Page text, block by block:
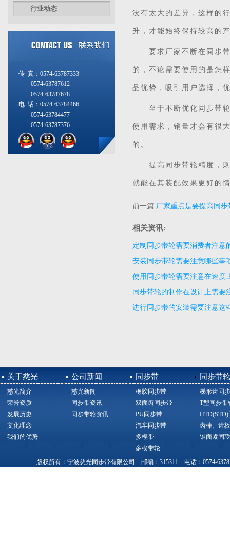
行业动态
传 真：0574-63787333
0574-63787612
0574-63787678
电 话：0574-63784466
0574-63784477
0574-63787376
没有太大的差异，这样的
升，才能始终保持较高的
要求厂家不断在 同步
的，不论需要使用的是怎
品优势，吸引用户选择，
至于不断优化同步带轮
使用需求，销量才会有很
的。
提高同步带轮精度，则
就能在其装配效果更好的
前一篇:厂家重点是要提高同
相关资讯:
定制同步带轮需要消费者注意
安装同步带轮需要注意哪些事
使用同步带轮需要注意在速度
同步带轮的制作在设计上需要
进行同步带的安装需要注意这
关于慈光
慈光简介
荣誉资质
发展历史
文化理念
我们的优势
公司新闻
慈光新闻
同步带资讯
同步带轮资讯
同步带
橡胶同步带
双面齿同步带
PU同步带
汽车同步带
多楔带
多楔带轮
同步带轮
梯形齿同
T型同步带
齿棒、齿板
锥面紧固
版权所有：宁波慈光同步带有限公司 邮编：315311 电话：0574-